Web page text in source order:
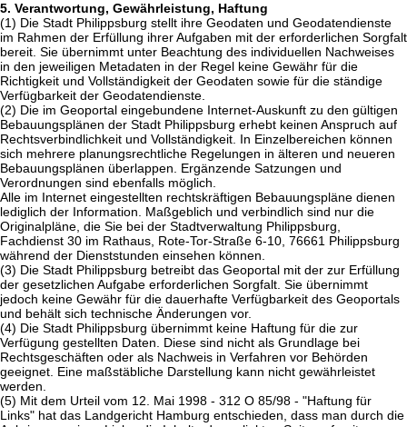
5. Verantwortung, Gewährleistung, Haftung
(1) Die Stadt Philippsburg stellt ihre Geodaten und Geodatendienste
im Rahmen der Erfüllung ihrer Aufgaben mit der erforderlichen Sorgfalt
bereit. Sie übernimmt unter Beachtung des individuellen Nachweises
in den jeweiligen Metadaten in der Regel keine Gewähr für die
Richtigkeit und Vollständigkeit der Geodaten sowie für die ständige
Verfügbarkeit der Geodatendienste.
(2) Die im Geoportal eingebundene Internet-Auskunft zu den gültigen
Bebauungsplänen der Stadt Philippsburg erhebt keinen Anspruch auf
Rechtsverbindlichkeit und Vollständigkeit. In Einzelbereichen können
sich mehrere planungsrechtliche Regelungen in älteren und neueren
Bebauungsplänen überlappen. Ergänzende Satzungen und
Verordnungen sind ebenfalls möglich.
Alle im Internet eingestellten rechtskräftigen Bebauungspläne dienen
lediglich der Information. Maßgeblich und verbindlich sind nur die
Originalpläne, die Sie bei der Stadtverwaltung Philippsburg,
Fachdienst 30 im Rathaus, Rote-Tor-Straße 6-10, 76661 Philippsburg
während der Dienststunden einsehen können.
(3) Die Stadt Philippsburg betreibt das Geoportal mit der zur Erfüllung
der gesetzlichen Aufgabe erforderlichen Sorgfalt. Sie übernimmt
jedoch keine Gewähr für die dauerhafte Verfügbarkeit des Geoportals
und behält sich technische Änderungen vor.
(4) Die Stadt Philippsburg übernimmt keine Haftung für die zur
Verfügung gestellten Daten. Diese sind nicht als Grundlage bei
Rechtsgeschäften oder als Nachweis in Verfahren vor Behörden
geeignet. Eine maßstäbliche Darstellung kann nicht gewährleistet
werden.
(5) Mit dem Urteil vom 12. Mai 1998 - 312 O 85/98 - "Haftung für
Links" hat das Landgericht Hamburg entschieden, dass man durch die